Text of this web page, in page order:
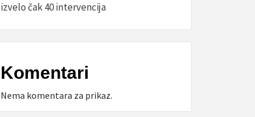
izvelo čak 40 intervencija
Komentari
Nema komentara za prikaz.